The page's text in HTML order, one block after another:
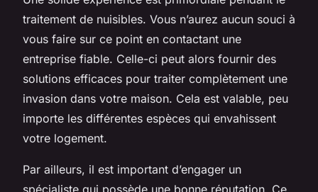
traitement de nuisibles. Vous n’aurez aucun souci à
vous faire sur ce point en contactant une
entreprise fiable. Celle-ci peut alors fournir des
solutions efficaces pour traiter complètement une
invasion dans votre maison. Cela est valable, peu
importe les différentes espèces qui envahissent
votre logement.
Par ailleurs, il est important d’engager un